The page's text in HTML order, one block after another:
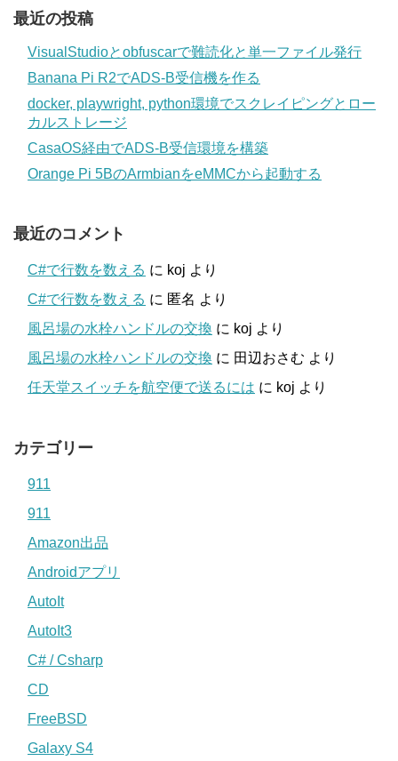
最近の投稿
VisualStudioとobfuscarで難読化と単一ファイル発行
Banana Pi R2でADS-B受信機を作る
docker, playwright, python環境でスクレイピングとロー
カルストレージ
CasaOS経由でADS-B受信環境を構築
Orange Pi 5BのArmbianをeMMCから起動する
最近のコメント
C#で行数を数える に koj より
C#で行数を数える に 匿名 より
風呂場の水栓ハンドルの交換 に koj より
風呂場の水栓ハンドルの交換 に 田辺おさむ より
任天堂スイッチを航空便で送るには に koj より
カテゴリー
911
911
Amazon出品
Androidアプリ
AutoIt
AutoIt3
C# / Csharp
CD
FreeBSD
Galaxy S4